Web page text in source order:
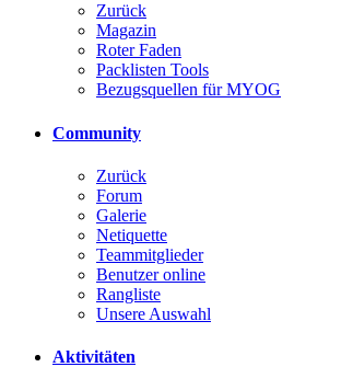
Zurück
Magazin
Roter Faden
Packlisten Tools
Bezugsquellen für MYOG
Community
Zurück
Forum
Galerie
Netiquette
Teammitglieder
Benutzer online
Rangliste
Unsere Auswahl
Aktivitäten